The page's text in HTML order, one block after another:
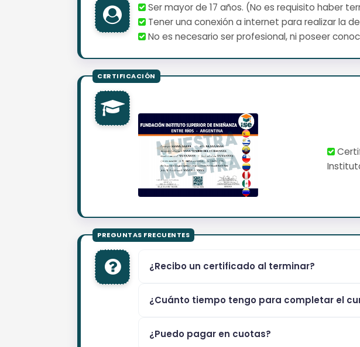
Ser mayor de 17 años. (No es requisito haber
Tener una conexión a internet para realizar la
No es necesario ser profesional, ni poseer
¿Recibo un certificado al terminar?
¿Cuánto tiempo tengo para completar el
¿Puedo pagar en cuotas?